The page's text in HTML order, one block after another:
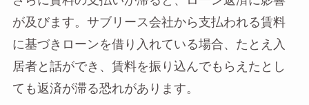
が及びます。サブリース会社から支払われる賃料
に基づきローンを借り入れている場合、たとえ入
居者と話ができ、賃料を振り込んでもらえたとし
ても返済が滞る恐れがあります。